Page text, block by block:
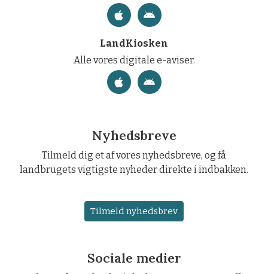
LandKiosken
Alle vores digitale e-aviser.
Nyhedsbreve
Tilmeld dig et af vores nyhedsbreve, og få
landbrugets vigtigste nyheder direkte i indbakken.
Tilmeld nyhedsbrev
Sociale medier